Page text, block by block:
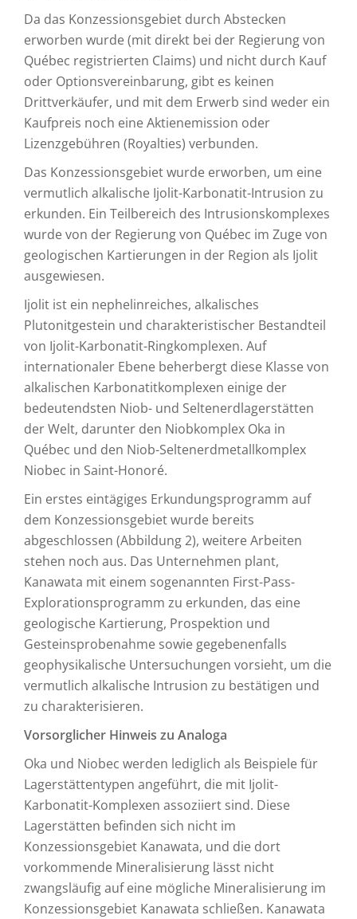
Da das Konzessionsgebiet durch Abstecken
erworben wurde (mit direkt bei der Regierung von
Québec registrierten Claims) und nicht durch Kauf
oder Optionsvereinbarung, gibt es keinen
Drittverkäufer, und mit dem Erwerb sind weder ein
Kaufpreis noch eine Aktienemission oder
Lizenzgebühren (Royalties) verbunden.
Das Konzessionsgebiet wurde erworben, um eine
vermutlich alkalische Ijolit-Karbonatit-Intrusion zu
erkunden. Ein Teilbereich des Intrusionskomplexes
wurde von der Regierung von Québec im Zuge von
geologischen Kartierungen in der Region als Ijolit
ausgewiesen.
Ijolit ist ein nephelinreiches, alkalisches
Plutonitgestein und charakteristischer Bestandteil
von Ijolit-Karbonatit-Ringkomplexen. Auf
internationaler Ebene beherbergt diese Klasse von
alkalischen Karbonatitkomplexen einige der
bedeutendsten Niob- und Seltenerdlagerstätten
der Welt, darunter den Niobkomplex Oka in
Québec und den Niob-Seltenerdmetallkomplex
Niobec in Saint-Honoré.
Ein erstes eintägiges Erkundungsprogramm auf
dem Konzessionsgebiet wurde bereits
abgeschlossen (Abbildung 2), weitere Arbeiten
stehen noch aus. Das Unternehmen plant,
Kanawata mit einem sogenannten First-Pass-
Explorationsprogramm zu erkunden, das eine
geologische Kartierung, Prospektion und
Gesteinsprobenahme sowie gegebenenfalls
geophysikalische Untersuchungen vorsieht, um die
vermutlich alkalische Intrusion zu bestätigen und
zu charakterisieren.
Vorsorglicher Hinweis zu Analoga
Oka und Niobec werden lediglich als Beispiele für
Lagerstättentypen angeführt, die mit Ijolit-
Karbonatit-Komplexen assoziiert sind. Diese
Lagerstätten befinden sich nicht im
Konzessionsgebiet Kanawata, und die dort
vorkommende Mineralisierung lässt nicht
zwangsläufig auf eine mögliche Mineralisierung im
Konzessionsgebiet Kanawata schließen. Kanawata